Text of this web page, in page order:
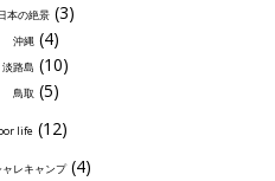
本の絶景 (3)
沖縄(4)
淡路島 (10)
鳥取 (5)
life(12)
レキャンプ(4)